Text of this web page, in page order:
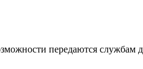
передаются службам